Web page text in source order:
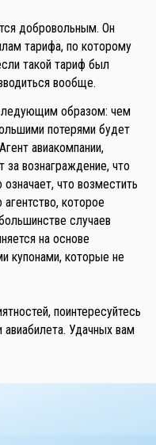
добровольным. Он
тарифа, по которому
такой тариф был
вообще.
образом: чем
потерями будет
авиакомпании,
за вознаграждение, что
что возместить
которое
случаев
на основе
купонами, которые не
поинтересуйтесь
Удачных вам